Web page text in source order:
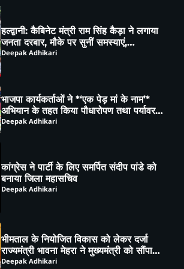
भाजपा कार्यकर्ताओं ने *‘एक पेड़ मां के नाम’*
अभियान के तहत किया पौधारोपण तथा पर्यावरण
संरक्षण का लिया संकल्प
Deepak Adhikari
कांग्रेस ने पार्टी के लिए समर्पित संदीप पांडे को
बनाया जिला महासचिव
Deepak Adhikari
भीमताल के नियोजित विकास को लेकर दर्जा
राज्यमंत्री भावना मेहरा ने मुख्यमंत्री को सौंपा
विस्तृत मांगपत्र
Deepak Adhikari
चाय पर चर्चा” में गूंजा जनसहभागिता का स्वर,
“कल का कालाढूंगी कैसा हो” विषय पर हुआ
व्यापक मंथन
Deepak Adhikari